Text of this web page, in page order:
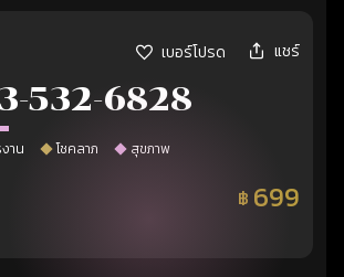
เบอร์โปรด แชร์
532-6828
าน โชคลาภ สุขภาพ
฿ 699